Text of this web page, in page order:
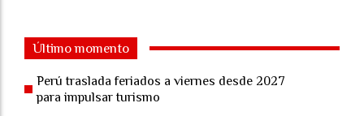
Último momento
Perú traslada feriados a viernes desde 2027
para impulsar turismo